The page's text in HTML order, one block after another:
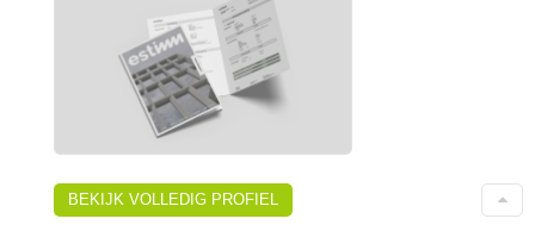
BEKIJK VOLLEDIG PROFIEL